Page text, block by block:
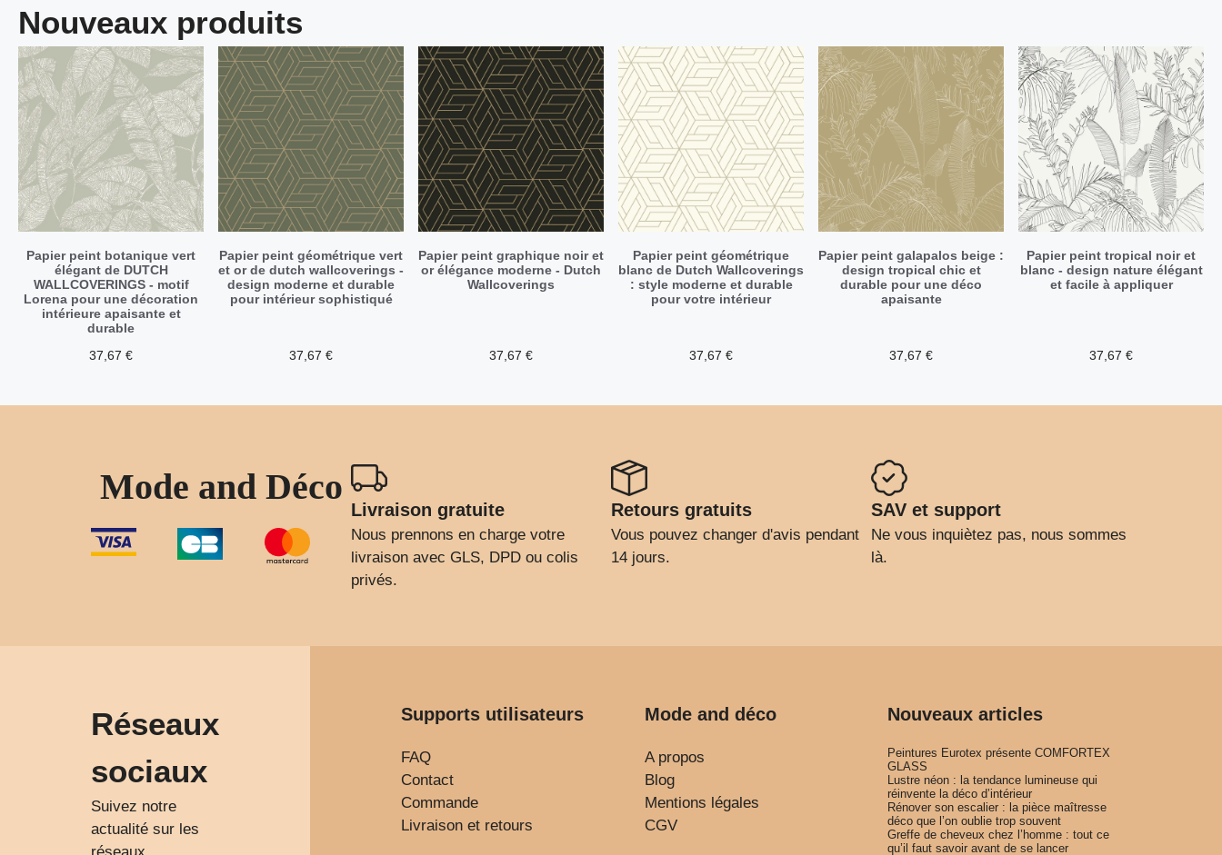
Nouveaux produits
Papier peint botanique vert
élégant de DUTCH
WALLCOVERINGS - motif
Lorena pour une décoration
intérieure apaisante et
durable
37,67 €
Papier peint géométrique vert
et or de dutch wallcoverings -
design moderne et durable
pour intérieur sophistiqué
37,67 €
Papier peint graphique noir et
or élégance moderne - Dutch
Wallcoverings
37,67 €
Papier peint géométrique
blanc de Dutch Wallcoverings
: style moderne et durable
pour votre intérieur
37,67 €
Papier peint galapalos beige :
design tropical chic et
durable pour une déco
apaisante
37,67 €
Papier peint tropical noir et
blanc - design nature élégant
et facile à appliquer
37,67 €
Mode and Déco
Livraison gratuite
Nous prennons en charge votre
livraison avec GLS, DPD ou colis
privés.
Retours gratuits
Vous pouvez changer d'avis pendant
14 jours.
SAV et support
Ne vous inquiètez pas, nous sommes
là.
Réseaux
sociaux
Suivez notre
actualité sur les
Supports utilisateurs
FAQ
Contact
Commande
Livraison et retours
Mode and déco
A propos
Blog
Mentions légales
CGV
Nouveaux articles
Peintures Eurotex présente COMFORTEX
GLASS
Lustre néon : la tendance lumineuse qui
réinvente la déco d’intérieur
Rénover son escalier : la pièce maîtresse
déco que l’on oublie trop souvent
Greffe de cheveux chez l’homme : tout ce
qu’il faut savoir avant de se lancer